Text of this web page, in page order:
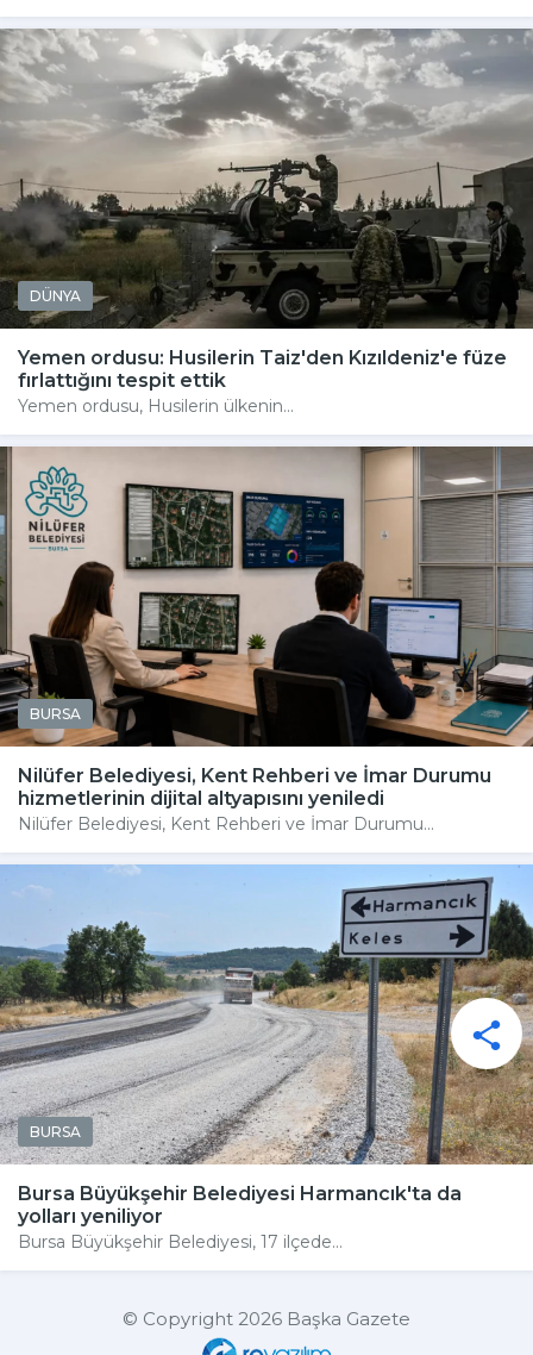
DÜNYA
Yemen ordusu: Husilerin Taiz'den Kızıldeniz'e füze
fırlattığını tespit ettik
Yemen ordusu, Husilerin ülkenin...
BURSA
Nilüfer Belediyesi, Kent Rehberi ve İmar Durumu
hizmetlerinin dijital altyapısını yeniledi
Nilüfer Belediyesi, Kent Rehberi ve İmar Durumu...
BURSA
Bursa Büyükşehir Belediyesi Harmancık'ta da
yolları yeniliyor
Bursa Büyükşehir Belediyesi, 17 ilçede...
© Copyright 2026 Başka Gazete